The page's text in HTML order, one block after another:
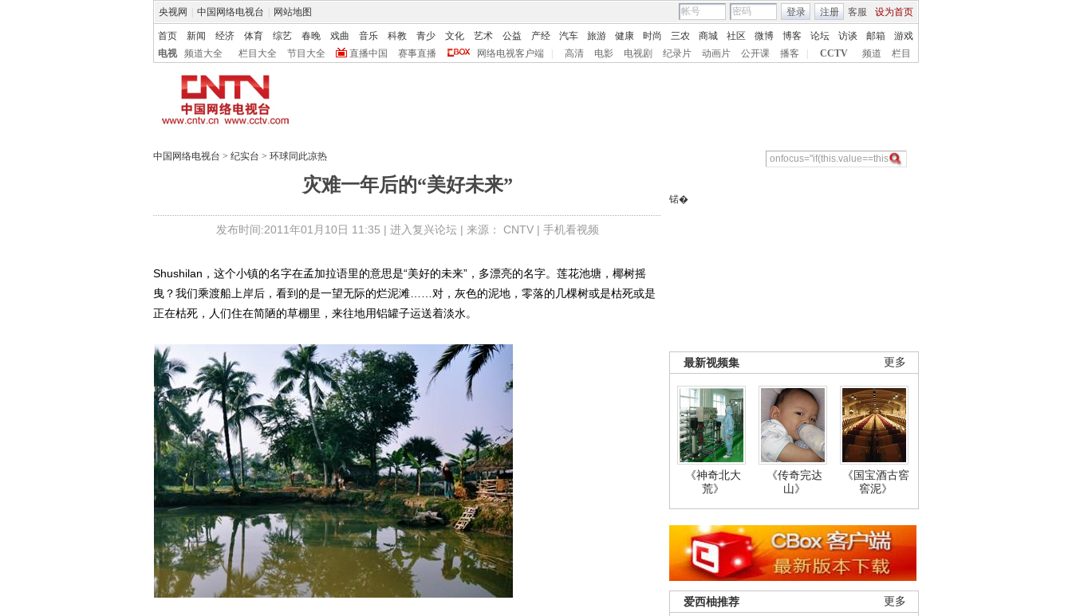
央视网 中国网络电视台 网站地图 客服 设为首页
登录 注册
首页 新闻 经济 体育 综艺 春晚 戏曲 音乐 科教 青少 文化 艺术 公益 产经 汽车 旅游 健康 时尚 三农 商城 社区 微博 博客 论坛 访谈 邮箱
游戏
电视
频道大全 栏目大全 节目大全 直播中国 赛事直播 网络电视客户端 高清 电影 电视剧 纪录片 动画片 公开课 播客 CCTV 频道 栏目
中国网络电视台 > 纪实台 > 环球同此凉热
锘�
更多
最新视频集
《神奇北大
荒》
《传奇完达
山》
《国宝酒古窖
窖泥》
更多
爱西柚推荐
灾难一年后的“美好未来”
发布时间:2011年01月10日 11:35 | 进入复兴论坛| 来源： CNTV| 手机看视频
Shushilan，这个小镇的名字在孟加拉语里的意思是“美好的未来”，多漂亮的名字。莲花池塘，椰树摇
曳？我们乘渡船上岸后，看到的是一望无际的烂泥滩……对，灰色的泥地，零落的几棵树或是枯死或是
正在枯死，人们住在简陋的草棚里，来往地用铝罐子运送着淡水。